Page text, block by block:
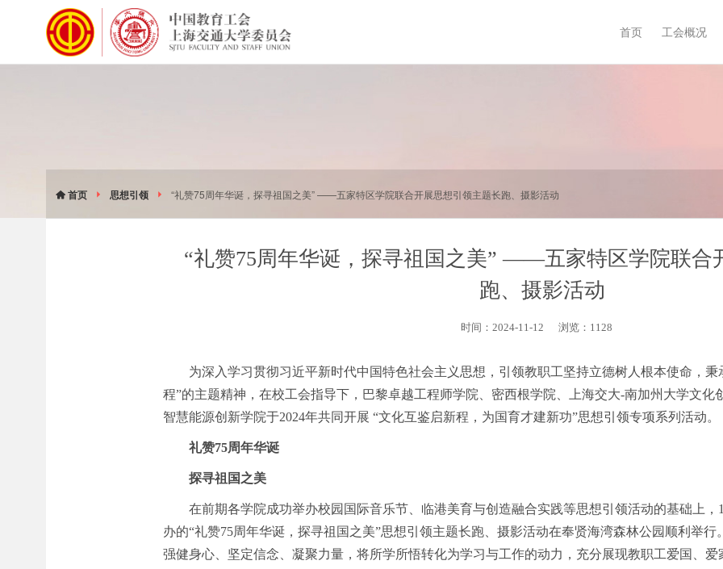
首页 工会概况
首页 思想引领 “礼赞75周年华诞，探寻祖国之美” ——五家特区学院联合开展思想引领主题长跑、摄影活动
“礼赞75周年华诞，探寻祖国之美” ——五家特区学院联合
跑、摄影活动
时间：2024-11-12 浏览：1128
为深入学习贯彻习近平新时代中国特色社会主义思想，引领教职工坚持立德树人根本使命，
程”的主题精神，在校工会指导下，巴黎卓越工程师学院、密西根学院、上海交大-南加州大学文化
智慧能源创新学院于2024年共同开展 “文化互鉴启新程，为国育才建新功”思想引领专项系列活动。
礼赞75周年华诞
探寻祖国之美
在前期各学院成功举办校园国际音乐节、临港美育与创造融合实践等思想引领活动的基础上，
办的“礼赞75周年华诞，探寻祖国之美”思想引领主题长跑、摄影活动在奉贤海湾森林公园顺利举
强健身心、坚定信念、凝聚力量，将所学所悟转化为学习与工作的动力，充分展现教职工爱国、